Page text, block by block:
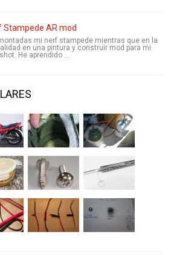
Stampede AR mod
mi nerf stampede mientras que en la
en una pintura y construir mod para mi
He aprendido ...